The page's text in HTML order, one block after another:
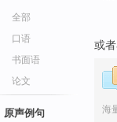
全部
口语
书面语
论文
原声例句
或
海